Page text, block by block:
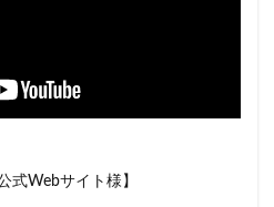
式Webサイト様】